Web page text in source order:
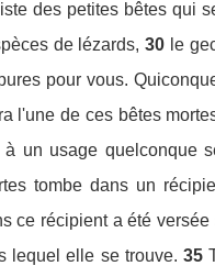
des petites bêtes qui
de lézards, 30 le
pour vous.
l'une de ces bêtes
à un usage quelconque
tombe dans un
ce récipient a été
lequel elle se trouve. 35